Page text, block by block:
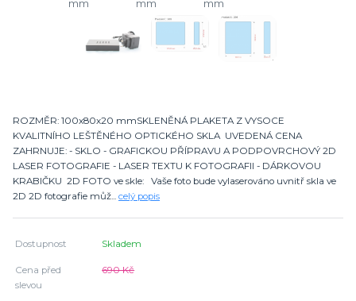
ROZMĚR: 100x80x20 mmSKLENĚNÁ PLAKETA Z VYSOCE
KVALITNÍHO LEŠTĚNÉHO OPTICKÉHO SKLA UVEDENÁ CENA
ZAHRNUJE: - SKLO - GRAFICKOU PŘÍPRAVU A PODPOVRCHOVÝ 2D
LASER FOTOGRAFIE - LASER TEXTU K FOTOGRAFII - DÁRKOVOU
KRABIČKU 2D FOTO ve skle: Vaše foto bude vylaserováno uvnitř skla ve
2D 2D fotografie můž... celý popis
Dostupnost Skladem
Cena před
slevou
690 Kč